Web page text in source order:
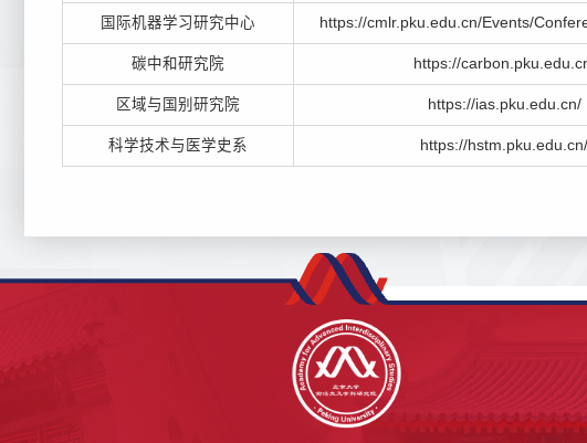
国际机器学习研究中心 https://cmlr.pku.edu.cn/Events/
碳中和研究院 https://
区域与国别研究院 https://ias.pku.edu.cn/
科学技术与医学史系 https://